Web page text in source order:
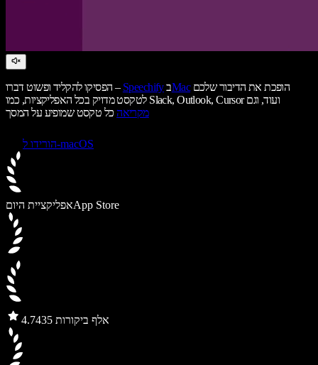
הפסיקו להקליד ופשוט דברו – Speechify בMacהופכת את הדיבור שלכם
לטקסט מדויק בכל האפליקציות, כמו Slack, Outlook, Cursor ועוד, וגם
מקריאהכל טקסט שמופיע על המסך
הורידו ל-macOS
אפליקציית היוםApp Store
4.7 435 אלף ביקורות